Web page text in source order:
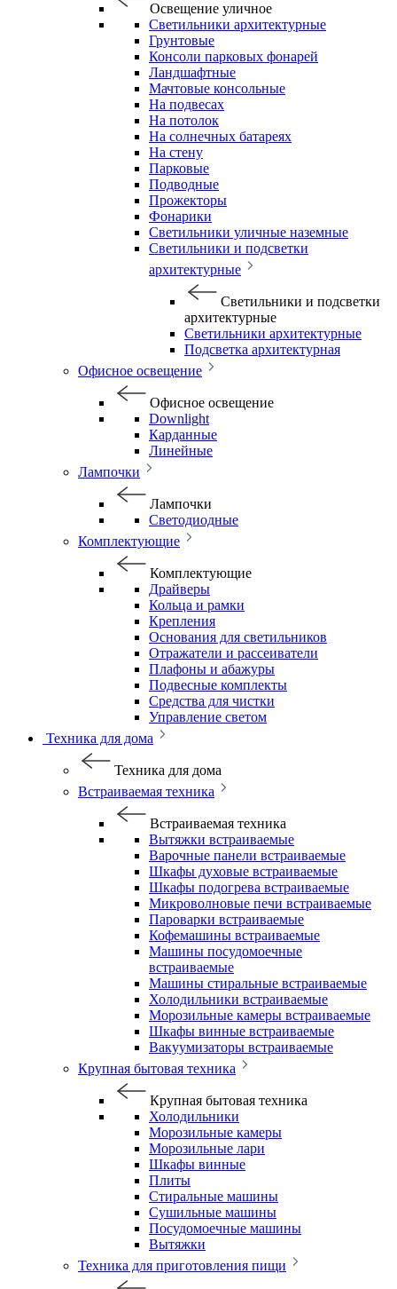
Освещение уличное
Светильники архитектурные
Грунтовые
Консоли парковых фонарей
Ландшафтные
Мачтовые консольные
На подвесах
На потолок
На солнечных батареях
На стену
Парковые
Подводные
Прожекторы
Фонарики
Светильники уличные наземные
Светильники и подсветки
архитектурные
Светильники и подсветки
архитектурные
Светильники архитектурные
Подсветка архитектурная
Офисное освещение
Офисное освещение
Downlight
Карданные
Линейные
Лампочки
Лампочки
Светодиодные
Комплектующие
Комплектующие
Драйверы
Кольца и рамки
Крепления
Основания для светильников
Отражатели и рассеиватели
Плафоны и абажуры
Подвесные комплекты
Средства для чистки
Управление светом
Техника для дома
Техника для дома
Встраиваемая техника
Встраиваемая техника
Вытяжки встраиваемые
Варочные панели встраиваемые
Шкафы духовые встраиваемые
Шкафы подогрева встраиваемые
Микроволновые печи встраиваемые
Пароварки встраиваемые
Кофемашины встраиваемые
Машины посудомоечные
встраиваемые
Машины стиральные встраиваемые
Холодильники встраиваемые
Морозильные камеры встраиваемые
Шкафы винные встраиваемые
Вакуумизаторы встраиваемые
Крупная бытовая техника
Крупная бытовая техника
Холодильники
Морозильные камеры
Морозильные лари
Шкафы винные
Плиты
Стиральные машины
Сушильные машины
Посудомоечные машины
Вытяжки
Техника для приготовления пищи